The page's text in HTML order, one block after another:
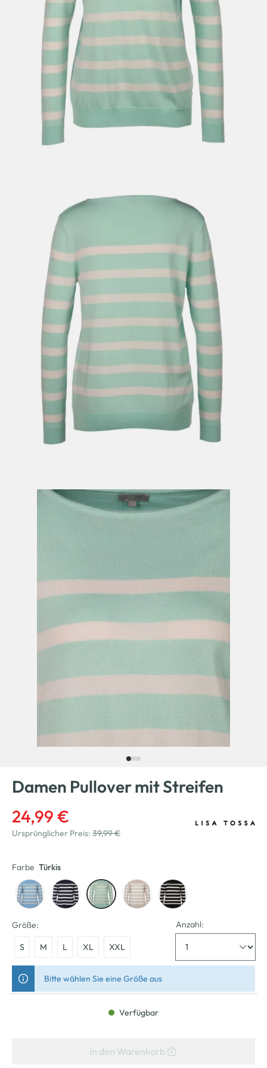
Damen Pullover mit Streifen
24,99 €
Ursprünglicher Preis: 39,99 €
Farbe Türkis
Größe:
S M L XL XXL
Anzahl:
Bitte wählen Sie eine Größe aus
Verfügbar
In den Warenkorb